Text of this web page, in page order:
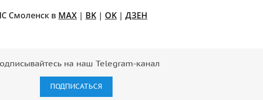
Смоленск в MAX | BK | OK | ДЗЕН
на наш Telegram-канал
ПОДПИСАТЬСЯ